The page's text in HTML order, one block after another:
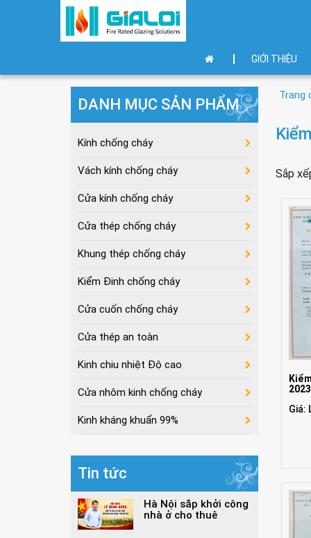
GIỚI THIỆU
Trang
Sắp
2023
Giá:
DANH MỤC SẢN PHẨM
Kính chống cháy
Vách kính chống cháy
Cửa kính chống cháy
Cửa thép chống cháy
Khung thép chống cháy
Kiểm Đinh chống cháy
Cửa cuốn chống cháy
Cửa thép an toàn
Kinh chiu nhiệt Độ cao
Cửa nhôm kinh chống cháy
Kinh kháng khuẩn 99%
Tin tức
Hà Nội sắp khởi công
nhà ở cho thuê